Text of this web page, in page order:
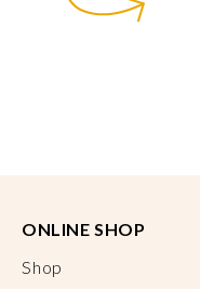
ONLINE SHOP
Shop